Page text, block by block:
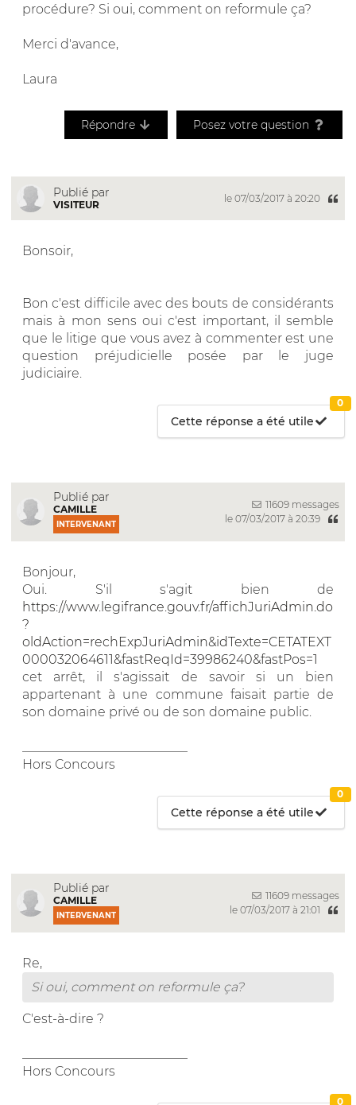
procédure? Si oui, comment on reformule ça?
Merci d'avance,
Laura
Répondre Posez votre question
Publié par
VISITEUR
le 07/03/2017 à 20:20
Bonsoir,
Bon c'est difficile avec des bouts de considérants
mais à mon sens oui c'est important, il semble
que le litige que vous avez à commenter est une
question préjudicielle posée par le juge
judiciaire.
Cette réponse a été utile
0
Publié par
CAMILLE
INTERVENANT
11609 messages
le 07/03/2017 à 20:39
Bonjour,
Oui. S'il s'agit bien de
https://www.legifrance.gouv.fr/affichJuriAdmin.do
?
oldAction=rechExpJuriAdmin&idTexte=CETATEXT
000032064611&fastReqId=39986240&fastPos=1
cet arrêt, il s'agissait de savoir si un bien
appartenant à une commune faisait partie de
son domaine privé ou de son domaine public.
Hors Concours
Cette réponse a été utile
0
Publié par
CAMILLE
INTERVENANT
11609 messages
le 07/03/2017 à 21:01
Re,
Si oui, comment on reformule ça?
C'est-à-dire ?
Hors Concours
0